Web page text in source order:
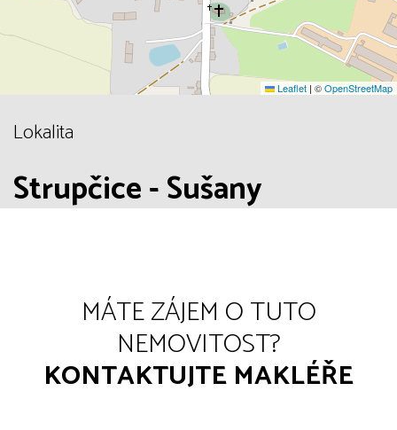
Leaflet | ©OpenStreetMap
Lokalita
Strupčice - Sušany
MÁTE ZÁJEM O TUTO
NEMOVITOST?
KONTAKTUJTE MAKLÉŘE